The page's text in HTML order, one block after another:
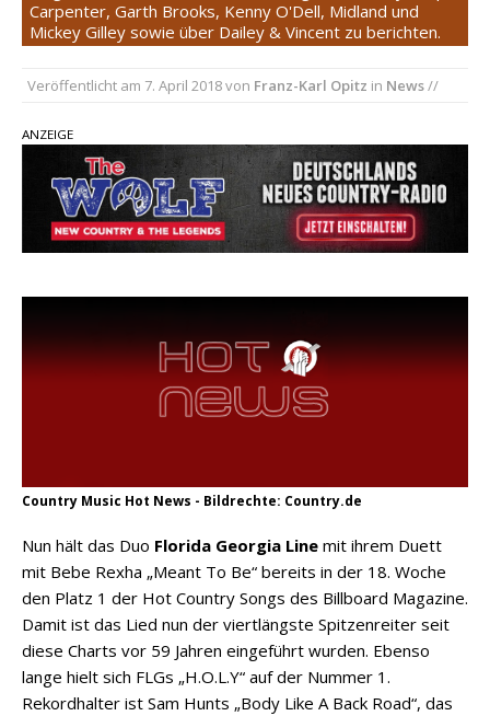
pez veröffentlicht neue Single „Late Night
Sommernächte
einen weiteren Schatz aus dem Archiv
Ben Gallaher kehrt zu seinen Wurzeln zurück –
„Taylor Gold“ zeigt die Kraft der Akustik
Carpenter, Garth Brooks, Kenny O'Dell, Midland und
Mickey Gilley sowie über Dailey & Vincent zu berichten.
Veröffentlicht am 7. April 2018von Franz-Karl Opitz in News//
ANZEIGE
Country Music Hot News - Bildrechte: Country.de
Nun hält das Duo Florida Georgia Line mit ihrem Duett
mit Bebe Rexha „Meant To Be“ bereits in der 18. Woche
den Platz 1 der Hot Country Songs des Billboard Magazine.
Damit ist das Lied nun der viertlängste Spitzenreiter seit
diese Charts vor 59 Jahren eingeführt wurden. Ebenso
lange hielt sich FLGs „H.O.L.Y“ auf der Nummer 1.
Rekordhalter ist Sam Hunts „Body Like A Back Road“, das